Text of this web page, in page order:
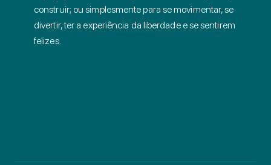
construir; ou simplesmente para se movimentar, se
divertir, ter a experiência da liberdade e se sentirem
felizes.